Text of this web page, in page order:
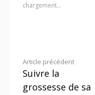
chargement…
Lire
la
Article précédent
Suivre la
grossesse de sa